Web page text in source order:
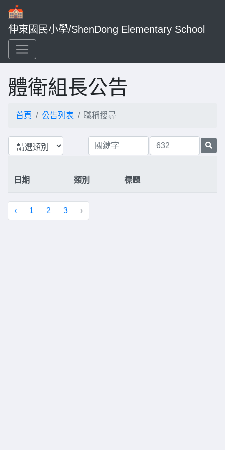
伸東國民小學/ShenDong Elementary School
體衛組長公告
首頁 公告列表 職稱搜尋
日期 類別 標題
‹ 1 2 3 ›